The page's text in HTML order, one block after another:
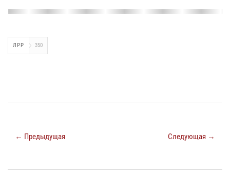
ЛРР 350
← Предыдущая Следующая →